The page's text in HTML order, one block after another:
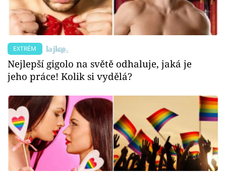
EXTRÉM
Nejlepší gigolo na světě odhaluje, jaká je
jeho práce! Kolik si vydělá?